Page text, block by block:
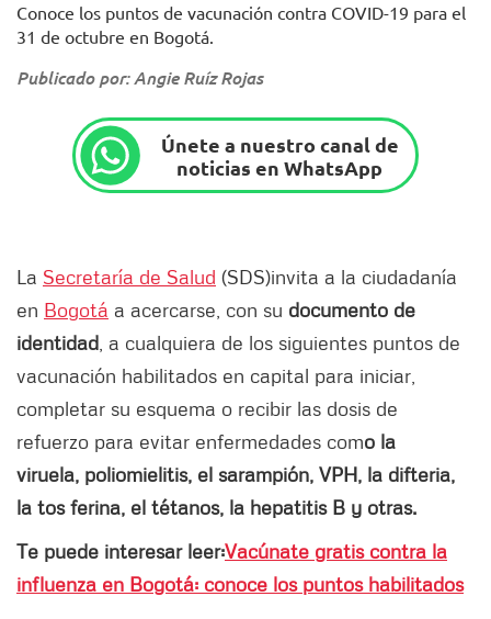
Conoce los puntos de vacunación contra COVID-19 para el
31 de octubre en Bogotá.
Publicado por: Angie Ruíz Rojas
Únete a nuestro canal de
noticias en WhatsApp
La Secretaría de Salud (SDS)invita a la ciudadanía
en Bogotá a acercarse, con su documento de
identidad , a cualquiera de los siguientes puntos de
vacunación habilitados en capital para iniciar,
completar su esquema o recibir las dosis de
refuerzo para evitar enfermedades como la
viruela, poliomielitis, el sarampión, VPH, la difteria,
la tos ferina, el tétanos, la hepatitis B y otras.
Te puede interesar leer:Vacúnate gratis contra la
influenza en Bogotá: conoce los puntos habilitados